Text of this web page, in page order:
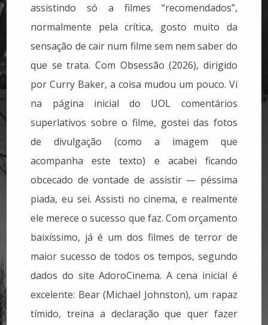
assistindo só a filmes “recomendados”,
normalmente pela crítica, gosto muito da
sensação de cair num filme sem nem saber do
que se trata. Com Obsessão (2026), dirigido
por Curry Baker, a coisa mudou um pouco. Vi
na página inicial do UOL comentários
superlativos sobre o filme, gostei das fotos
de divulgação (como a imagem que
acompanha este texto) e acabei ficando
obcecado de vontade de assistir — péssima
piada, eu sei. Assisti no cinema, e realmente
ele merece o sucesso que faz. Com orçamento
baixíssimo, já é um dos filmes de terror de
maior sucesso de todos os tempos, segundo
dados do site AdoroCinema. A cena inicial é
excelente: Bear (Michael Johnston), um rapaz
tímido, treina a declaração que quer fazer